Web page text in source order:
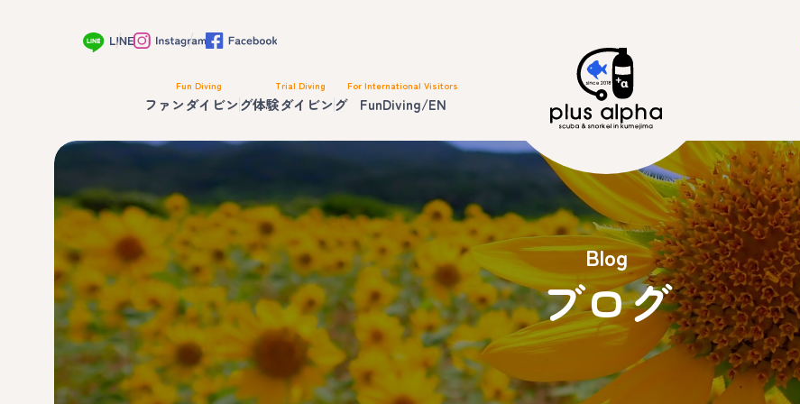
Fun Diving
ファンダイビング
Trial Diving
体験ダイビング
For International Visitors
FunDiving/EN
Blog
ブログ